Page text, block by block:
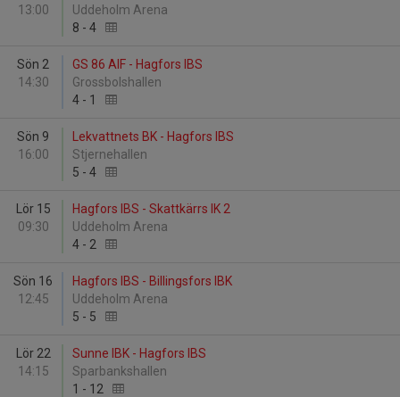
13:00
Uddeholm Arena
8 - 4
Sön 2
14:30
GS 86 AIF - Hagfors IBS
Grossbolshallen
4 - 1
Sön 9
16:00
Lekvattnets BK - Hagfors IBS
Stjernehallen
5 - 4
Lör 15
09:30
Hagfors IBS - Skattkärrs IK 2
Uddeholm Arena
4 - 2
Sön 16
12:45
Hagfors IBS - Billingsfors IBK
Uddeholm Arena
5 - 5
Lör 22
14:15
Sunne IBK - Hagfors IBS
Sparbankshallen
1 - 12